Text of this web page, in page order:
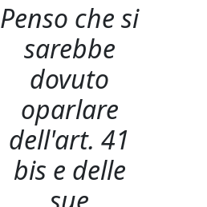
Penso che si
sarebbe
dovuto
oparlare
dell'art. 41
bis e delle